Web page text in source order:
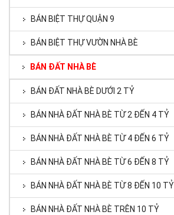
BÁN BIỆT THỰ QUẬN 9
BÁN BIỆT THỰ VƯỜN NHÀ BÈ
BÁN ĐẤT NHÀ BÈ
BÁN ĐẤT NHÀ BÈ DƯỚI 2 TỶ
BÁN NHÀ ĐẤT NHÀ BÈ TỪ 2 ĐẾN 4 TỶ
BÁN NHÀ ĐẤT NHÀ BÈ TỪ 4 ĐẾN 6 TỶ
BÁN NHÀ ĐẤT NHÀ BÈ TỪ 6 ĐẾN 8 TỶ
BÁN NHÀ ĐẤT NHÀ BÈ TỪ 8 ĐẾN 10 TỶ
BÁN NHÀ ĐẤT NHÀ BÈ TRÊN 10 TỶ